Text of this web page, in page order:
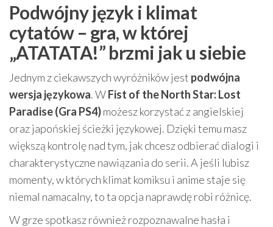
Podwójny język i klimat
cytatów – gra, w której
„ATATATA!” brzmi jak u siebie
Jednym z ciekawszych wyróżników jest podwójna
wersja językowa. WFist of the North Star: Lost
Paradise (Gra PS4)możesz korzystać z angielskiej
oraz japońskiej ścieżki językowej. Dzięki temu masz
większą kontrolę nad tym, jak chcesz odbierać dialogi i
charakterystyczne nawiązania do serii. A jeśli lubisz
momenty, w których klimat komiksu i anime staje się
niemal namacalny, to ta opcja naprawdę robi różnicę.
W grze spotkasz również rozpoznawalne hasła i